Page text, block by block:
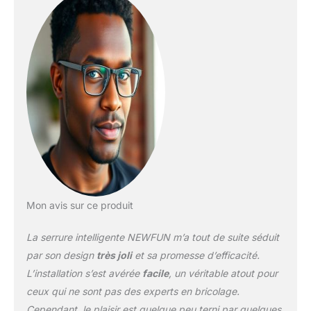
de porte peut être
contrôlée à distance par
peut fonctionner par
temps froid ou chaud, de
de la serrure électronique
norme IP65 et peut être
utilisée à l'intérieur
comme à l'extérieur. La
serrure électronique est
Mon avis sur ce produit
La serrure intelligente NEWFUN m’a tout de suite séduit
par son design très joliet sa promesse d’efficacité.
L’installation s’est avérée facile, un véritable atout pour
ceux qui ne sont pas des experts en bricolage.